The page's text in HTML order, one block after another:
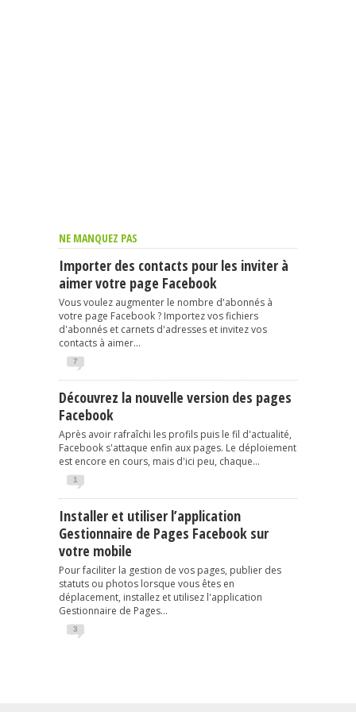
NE MANQUEZ PAS
Importer des contacts pour les inviter à
aimer votre page Facebook
Vous voulez augmenter le nombre d'abonnés à
votre page Facebook ? Importez vos fichiers
d'abonnés et carnets d'adresses et invitez vos
contacts à aimer...
7
Découvrez la nouvelle version des pages
Facebook
Après avoir rafraîchi les profils puis le fil d'actualité,
Facebook s'attaque enfin aux pages. Le déploiement
est encore en cours, mais d'ici peu, chaque...
1
Installer et utiliser l’application
Gestionnaire de Pages Facebook sur
votre mobile
Pour faciliter la gestion de vos pages, publier des
statuts ou photos lorsque vous êtes en
déplacement, installez et utilisez l'application
Gestionnaire de Pages...
3